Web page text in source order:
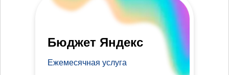
Бюджет Яндекс
Ежемесячная услуга